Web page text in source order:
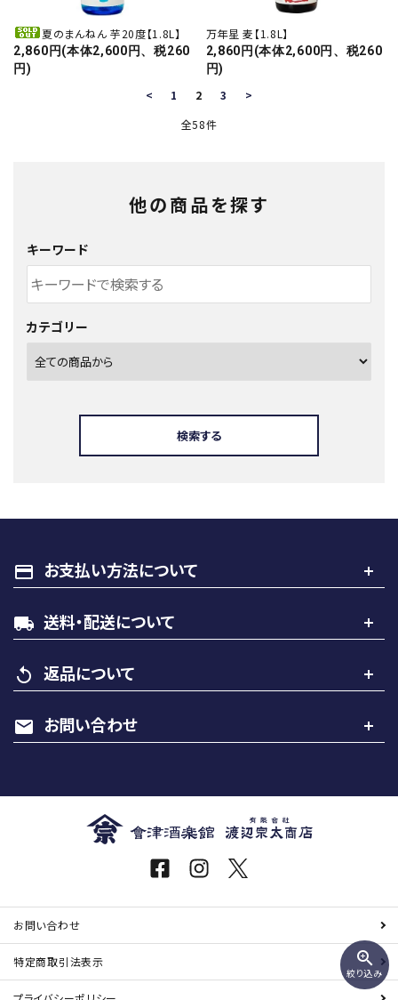
夏のまんねん 芋20度【1.8L】
2,860円(本体2,600円、税260
円)
万年星 麦【1.8L】
2,860円(本体2,600円、税260
円)
< 1 2 3
>
全58件
他の商品を探す
キーワード
カテゴリー
検索する
zoom_in
絞り込み
カテゴリー
payment お支払い方法について
local_shipping 送料・配送について
replay 返品について
mail お問い合わせ
お問い合わせ
特定商取引法表示